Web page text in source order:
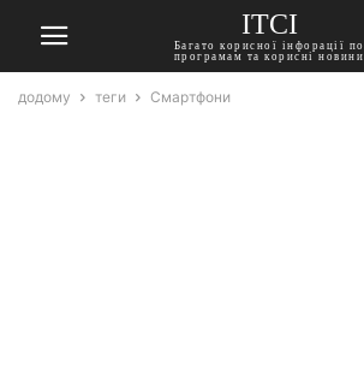
ITCI
Багато корисної інфорації по
програмам та корисні новини
додому теги Смартфони